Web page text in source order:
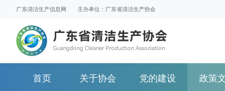
广东清洁生产信息网 主办单位：广东省清洁生产协会
首页 关于协会 党的建设 政策